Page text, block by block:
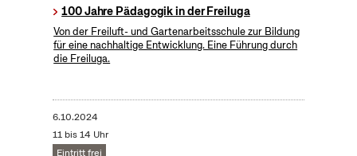
100 Jahre Pädagogik in der Freiluga
Von der Freiluft- und Gartenarbeitsschule zur Bildung
für eine nachhaltige Entwicklung. Eine Führung durch
die Freiluga.
6.10.2024
11 bis 14 Uhr
Eintritt frei